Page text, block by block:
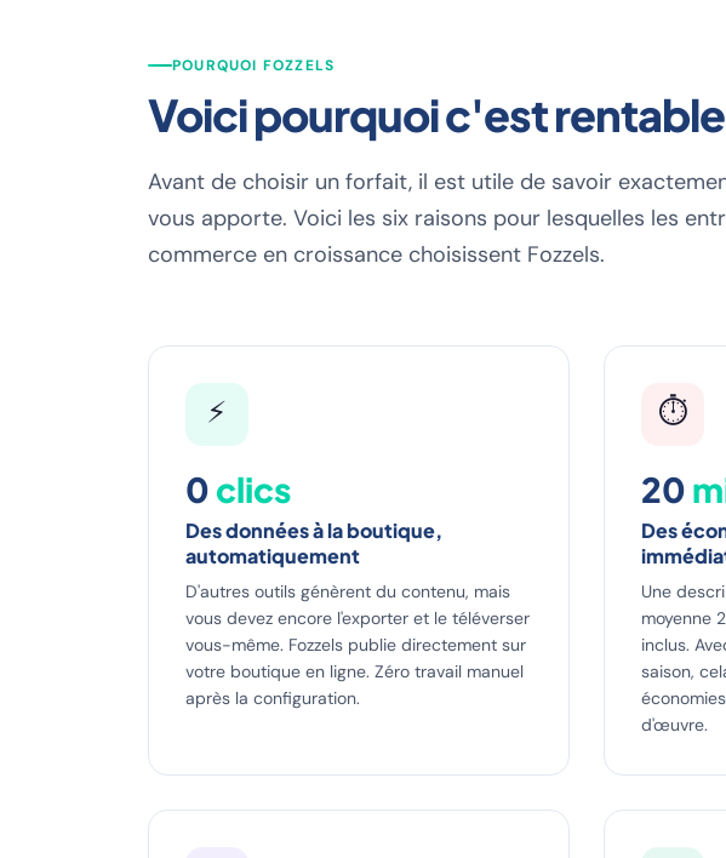
POURQUOI FOZZELS
Voici pourquoi c'est rentable
Avant de choisir un forfait, il est utile de savoir
vous apporte. Voici les six raisons pour lesquelles les
commerce en croissance choisissent Fozzels.
⚡
0 clics
Des données à la boutique,
automatiquement
D'autres outils génèrent du contenu, mais
vous devez encore l'exporter et le téléverser
vous-même. Fozzels publie directement sur
votre boutique en ligne. Zéro travail manuel
après la configuration.
⏱️
20
Des
Une
moyenne
inclus.
saison,
d'œuvre.